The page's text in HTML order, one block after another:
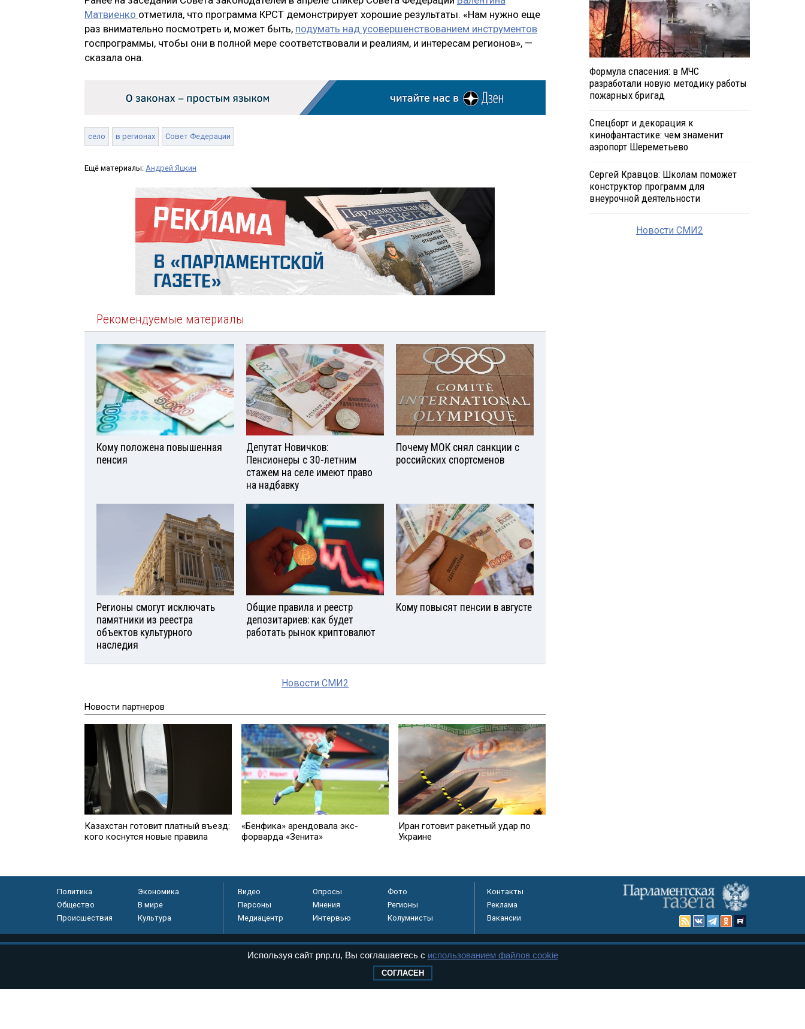
Матвиенко отметила, что программа КРСТ демонстрирует хорошие результаты. «Нам нужно еще
раз внимательно посмотреть и, может быть, подумать над усовершенствованием инструментов
госпрограммы, чтобы они в полной мере соответствовали и реалиям, и интересам регионов», —
сказала она.
село в регионах Совет Федерации
Ещё материалы: Андрей Яцкин
Рекомендуемые материалы
Кому положена повышенная
пенсия
Депутат Новичков:
Пенсионеры с 30-летним
стажем на селе имеют право
на надбавку
Почему МОК снял санкции с
российских спортсменов
Регионы смогут исключать
памятники из реестра
объектов культурного
наследия
Общие правила и реестр
депозитариев: как будет
работать рынок криптовалют
Кому повысят пенсии в августе
Новости СМИ2
Новости партнеров
Казахстан готовит платный въезд:
кого коснутся новые правила
«Бенфика» арендовала экс-
форварда «Зенита»
Иран готовит ракетный удар по
Украине
Формула спасения: в МЧС
разработали новую методику работы
пожарных бригад
Спецборт и декорация к
кинофантастике: чем знаменит
аэропорт Шереметьево
Сергей Кравцов: Школам поможет
конструктор программ для
внеурочной деятельности
Новости СМИ2
Политика
Экономика
Общество
В мире
Происшествия
Культура
Видео Опросы
Фото
Персоны
Мнения
Регионы
Медиацентр
Интервью Колумнисты
Контакты
Реклама
Вакансии
массовых коммуникаций (Роскомнадзор) 05 августа 2011 года. 18+
Используя сайт pnp.ru, Вы соглашаетесь с использованием файлов cookie
СОГЛАСЕН